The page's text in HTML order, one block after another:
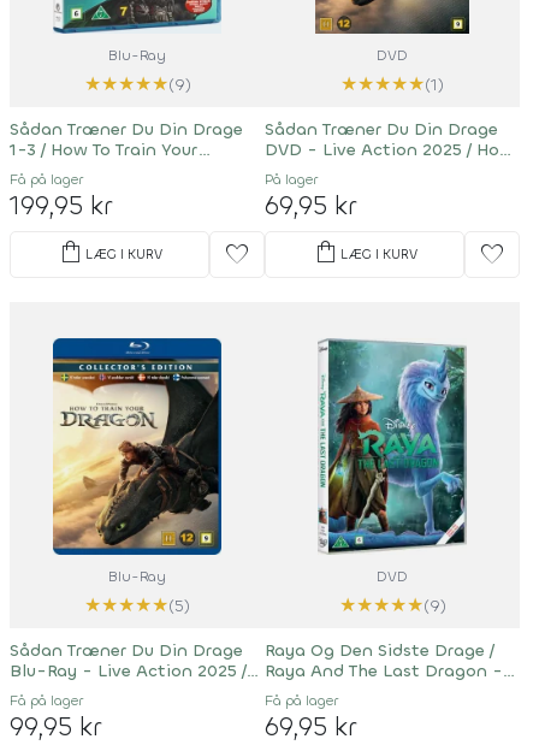
Blu-Ray
★★★★★(9)
Sådan Træner Du Din Drage
1-3 / How To Train Your
Dragon 1-3
Få på lager
199,95 kr
shopping_bag LÆG I KURV favorite
DVD
★★★★★(1)
Sådan Træner Du Din Drage
DVD - Live Action 2025 / How
To Train Your Dragon
På lager
69,95 kr
shopping_bag LÆG I KURV favorite
Blu-Ray
★★★★★(5)
Sådan Træner Du Din Drage
Blu-Ray - Live Action 2025 /
How To Train Your Dragon
Få på lager
99,95 kr
DVD
★★★★★(9)
Raya Og Den Sidste Drage /
Raya And The Last Dragon -
Disney
Få på lager
69,95 kr